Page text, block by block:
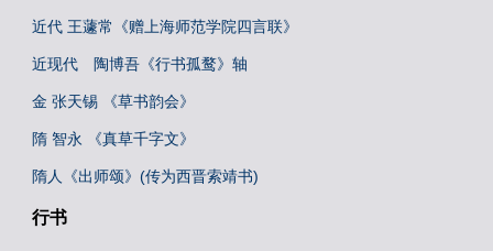
近代 王蘧常《赠上海师范学院四言联》
近现代 陶博吾《行书孤鹜》轴
金 张天锡 《草书韵会》
隋 智永 《真草千字文》
隋人《出师颂》(传为西晋索靖书)
行书